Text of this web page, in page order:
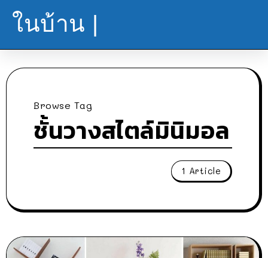
ในบ้าน |
Browse Tag
ชั้นวางสไตล์มินิมอล
1 Article